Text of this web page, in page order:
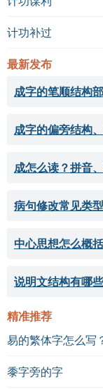
计功补过
最新发布
成字的笔顺结构
成字的偏旁结构
成怎么读？拼音
病句修改常见类
中心思想怎么概
说明文结构有哪
精准推荐
黍字旁的字